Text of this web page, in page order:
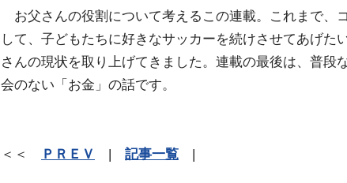
お父さんの役割について考えるこの連載。これまで、
して、子どもたちに好きなサッカーを続けさせてあげた
さんの現状を取り上げてきました。連載の最後は、普段
会のない「お金」の話です。
＜＜ ＰＲＥＶ | 記事一覧 |